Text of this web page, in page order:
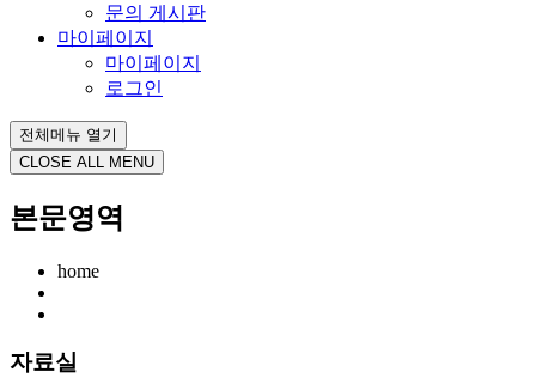
문의 게시판
마이페이지
마이페이지
로그인
전체메뉴 열기
CLOSE ALL MENU
본문영역
home
자료실